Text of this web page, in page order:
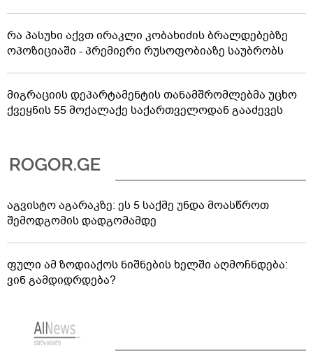
რა პასუხი აქვთ ირაკლი კობახიძის ბრალდებებზე
ოპოზიციაში - პრემიერი რუსოფობიაზე საუბრობს
მიგრაციის დეპარტამენტის თანამშრომლებმა უცხო
ქვეყნის 55 მოქალაქე საქართველოდან გააძევეს
აგვისტო აგარაკზე: ეს 5 საქმე უნდა მოასწროთ
შემოდგომის დადგომამდე
ფული ამ ზოდიაქოს ნიშნების ხელში აღმოჩნდება:
ვინ გამდიდრდება?